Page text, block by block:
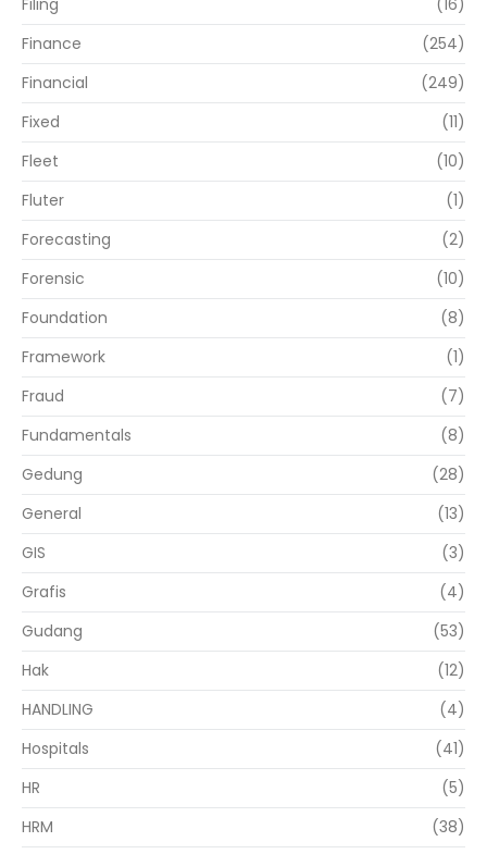
Filing
(16)
Finance
(254)
Financial
(249)
Fixed
(11)
Fleet
(10)
Fluter
(1)
Forecasting
(2)
Forensic
(10)
Foundation
(8)
Framework
(1)
Fraud
(7)
Fundamentals
(8)
Gedung
(28)
General
(13)
GIS
(3)
Grafis
(4)
Gudang
(53)
Hak
(12)
HANDLING
(4)
Hospitals
(41)
HR
(5)
HRM
(38)